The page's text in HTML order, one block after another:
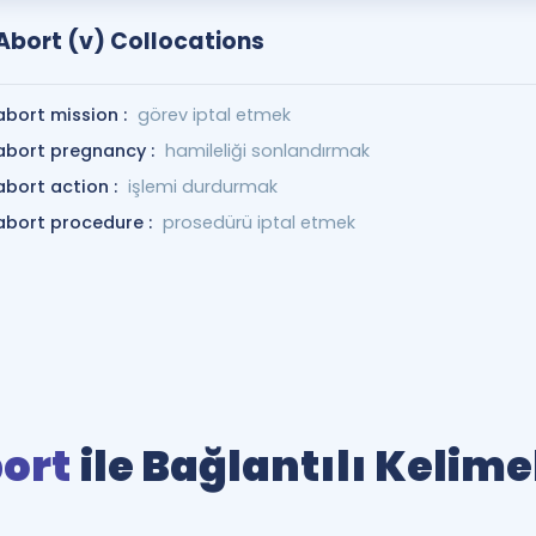
(v) Collocations
mission : görev iptal etmek
pregnancy : hamileliği sonlandırmak
action : işlemi durdurmak
procedure : prosedürü iptal etmek
ile Bağlantılı